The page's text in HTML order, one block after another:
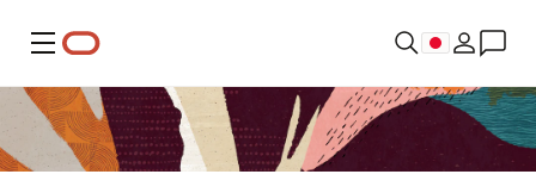
メニュー